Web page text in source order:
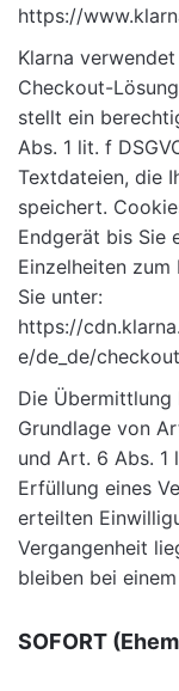
https://
Klarna
Checkout-
stellt ein
Abs. 1 lit. f
Textdateien, die
speichert.
Endgerät bis Sie
Einzelheiten
Sie unter:
https://
e/de_de/
Die
Grundlage von
und Art. 6 Abs. 1
Erfüllung eines
erteilten
Vergangenheit
bleiben bei
SOFORT